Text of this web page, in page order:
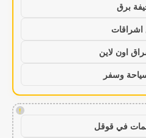
برق
اشراقات
اون لاين
وسفر
!
في قوقل